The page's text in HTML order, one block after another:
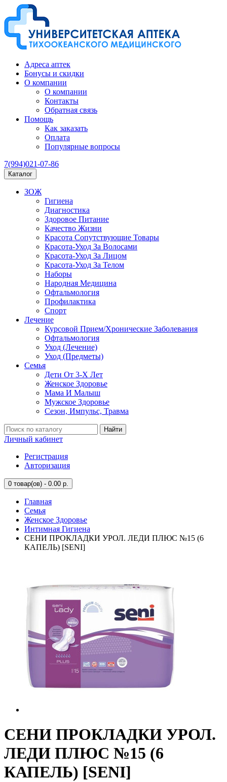
Адреса аптек
Бонусы и скидки
О компании
О компании
Контакты
Обратная связь
Помощь
Как заказать
Оплата
Популярные вопросы
7(994)021-07-86
Каталог
ЗОЖ
Гигиена
Диагностика
Здоровое Питание
Качество Жизни
Красота Сопутствующие Товары
Красота-Уход За Волосами
Красота-Уход За Лицом
Красота-Уход За Телом
Наборы
Народная Медицина
Офтальмология
Профилактика
Спорт
Лечение
Курсовой Прием/Хронические Заболевания
Офтальмология
Уход (Лечение)
Уход (Предметы)
Семья
Дети От 3-Х Лет
Женское Здоровье
Мама И Малыш
Мужское Здоровье
Сезон, Импульс, Травма
Найти
Личный кабинет
Регистрация
Авторизация
0 товар(ов) - 0.00 р.
Главная
Семья
Женское Здоровье
Интимная Гигиена
СЕНИ ПРОКЛАДКИ УРОЛ. ЛЕДИ ПЛЮС №15 (6
КАПЕЛЬ) [SENI]
СЕНИ ПРОКЛАДКИ УРОЛ.
ЛЕДИ ПЛЮС №15 (6
КАПЕЛЬ) [SENI]